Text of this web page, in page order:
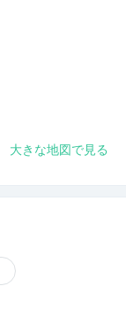
大きな地図で見る